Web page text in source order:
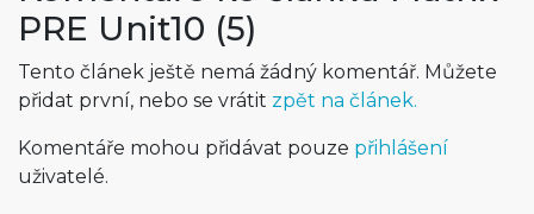
PRE Unit10 (5)
Tento článek ještě nemá žádný komentář. Můžete
přidat první, nebo se vrátit zpět na článek.
Komentáře mohou přidávat pouze přihlášení
uživatelé.